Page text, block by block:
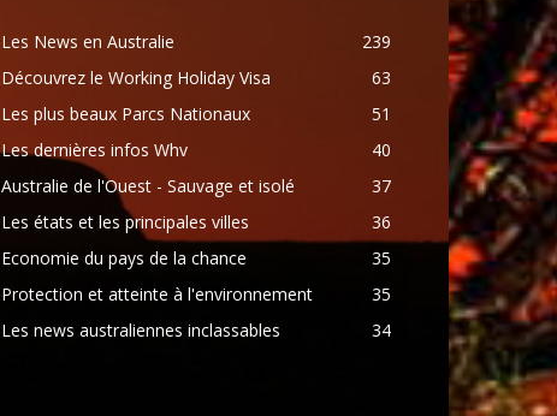
Les News en Australie
239
Découvrez le Working Holiday Visa
63
Les plus beaux Parcs Nationaux
51
Les dernières infos Whv
40
Australie de l'Ouest - Sauvage et isolé
37
Les états et les principales villes
36
Economie du pays de la chance
35
Protection et atteinte à l'environnement
35
Les news australiennes inclassables
34